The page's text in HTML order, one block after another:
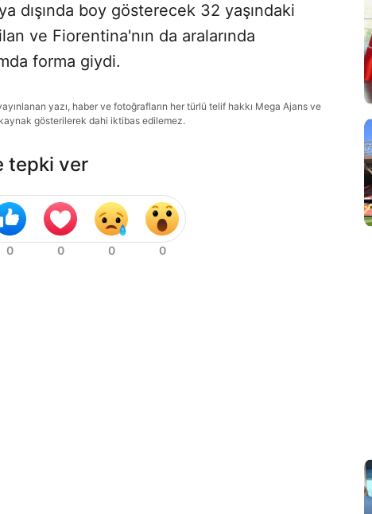
dışında boy gösterecek 32 yaşındaki
ve Fiorentina'nın da aralarında
forma giydi.
yazı, haber ve fotoğrafların her türlü telif hakkı Mega Ajans ve
gösterilerek dahi iktibas edilemez.
tepki ver